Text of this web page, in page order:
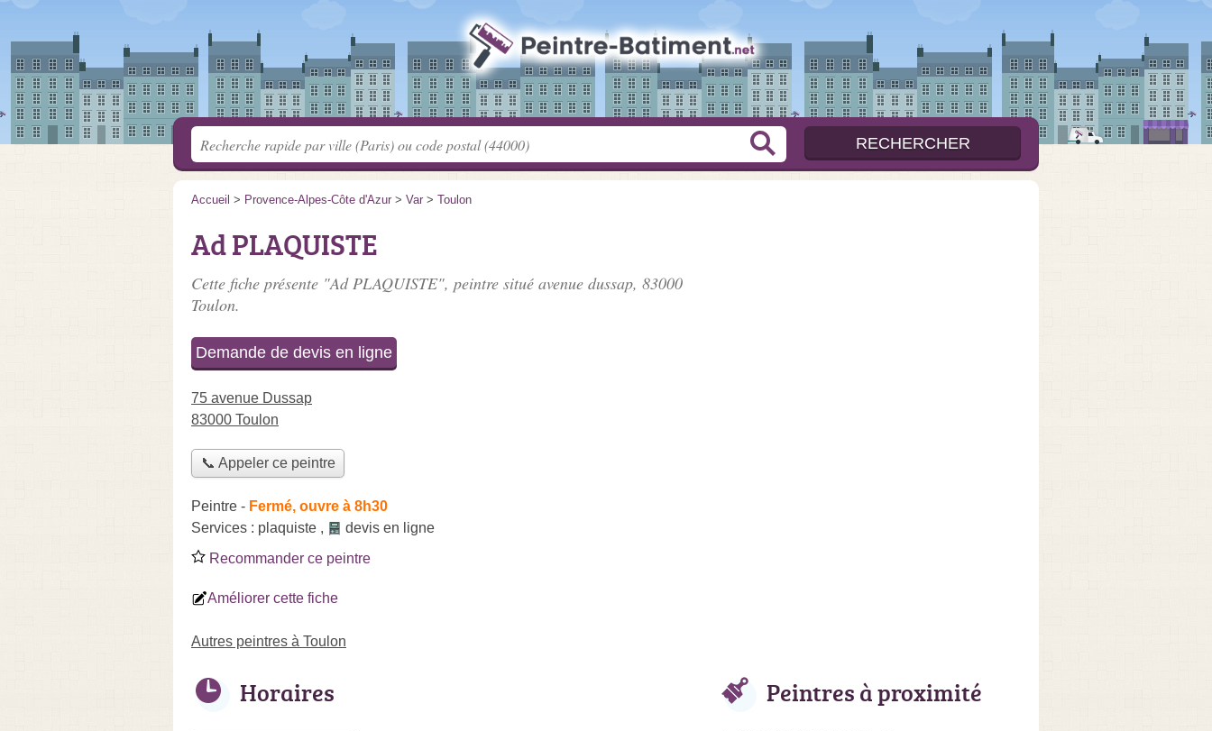
Accueil > Provence-Alpes-Côte d'Azur > Var > Toulon
Ad PLAQUISTE
Cette fiche présente "Ad PLAQUISTE", peintre situé avenue dussap, 83000
Toulon.
Demande de devis en ligne
75 avenue Dussap
83000 Toulon
📞 Appeler ce peintre
Peintre - Fermé, ouvre à 8h30
Services : plaquiste ,
devis en ligne
Recommander ce peintre
Améliorer cette fiche
Autres peintres à Toulon
Horaires Peintres à proximité